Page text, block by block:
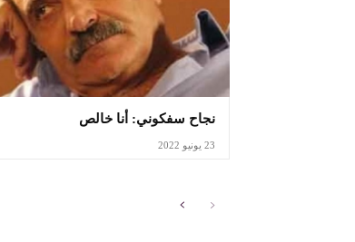
نجاح سفكوني: أنا خالص
23 يونيو 2022